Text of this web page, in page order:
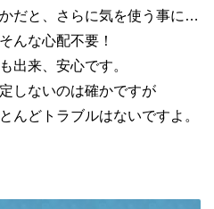
だと、さらに気を使う事に…
んな心配不要！
出来、安心です。
しないのは確かですが
んどトラブルはないですよ。